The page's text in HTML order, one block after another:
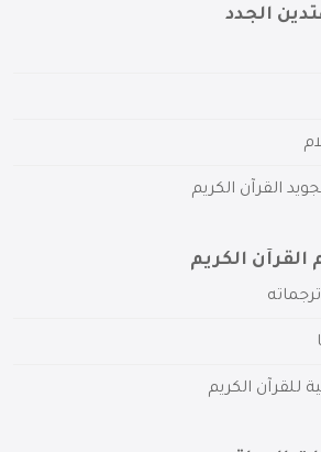
الجدد
القرآن الكريم
الكريم
للقرآن الكريم